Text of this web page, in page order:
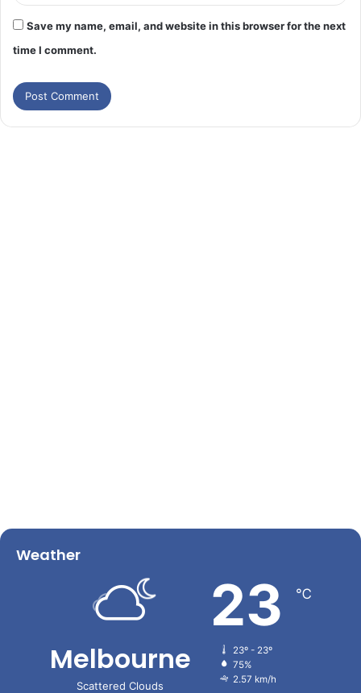
Save my name, email, and website in this browser for the next
time I comment.
Weather
Melbourne
Scattered Clouds
23 ℃
23º - 23º
75%
2.57 km/h